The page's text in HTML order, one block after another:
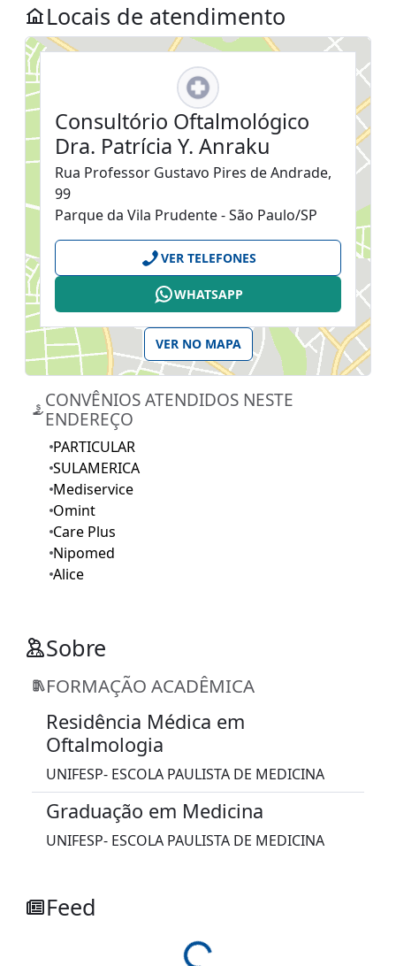
Locais de atendimento
Consultório Oftalmológico
Dra. Patrícia Y. Anraku
Rua Professor Gustavo Pires de Andrade,
99
Parque da Vila Prudente - São Paulo/SP
VER TELEFONES
WHATSAPP
VER NO MAPA
CONVÊNIOS ATENDIDOS NESTE
ENDEREÇO
PARTICULAR
SULAMERICA
Mediservice
Omint
Care Plus
Nipomed
Alice
Sobre
FORMAÇÃO ACADÊMICA
Residência Médica em
Oftalmologia
UNIFESP- ESCOLA PAULISTA DE MEDICINA
Graduação em Medicina
UNIFESP- ESCOLA PAULISTA DE MEDICINA
Feed